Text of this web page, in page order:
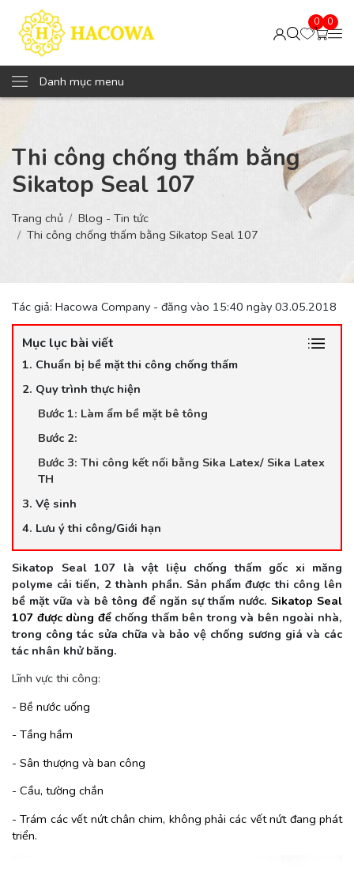
0 0
Danh mục menu
Thi công chống thấm bằng
Sikatop Seal 107
Trang chủ
Blog - Tin tức
Thi công chống thấm bằng Sikatop Seal 107
Tác giả: Hacowa Company - đăng vào 15:40 ngày 03.05.2018
Mục lục bài viết
1. Chuẩn bị bề mặt thi công chống thấm
2. Quy trình thực hiện
Bước 1: Làm ẩm bề mặt bê tông
Bước 2:
Bước 3: Thi công kết nối bằng Sika Latex/ Sika Latex
TH
3. Vệ sinh
4. Lưu ý thi công/Giới hạn
Sikatop Seal 107 là vật liệu chống thấm gốc xi măng
polyme cải tiến, 2 thành phần. Sản phẩm được thi công lên
bề mặt vữa và bê tông để ngăn sự thấm nước. Sikatop Seal
107 được dùng để chống thấmbên trong và bên ngoài nhà,
trong công tác sửa chữa và bảo vệ chống sương giá và các
tác nhân khử băng.
Lĩnh vực thi công:
- Bề nước uống
- Tầng hầm
- Sân thượng và ban công
- Cầu, tường chắn
- Trám các vết nứt chân chim, không phải các vết nứt đang phát
triển.